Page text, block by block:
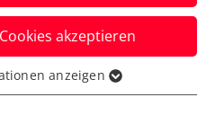
beim
ein kleines rot-
09.02.2024
akzeptieren
für grundlegende
anzeigen